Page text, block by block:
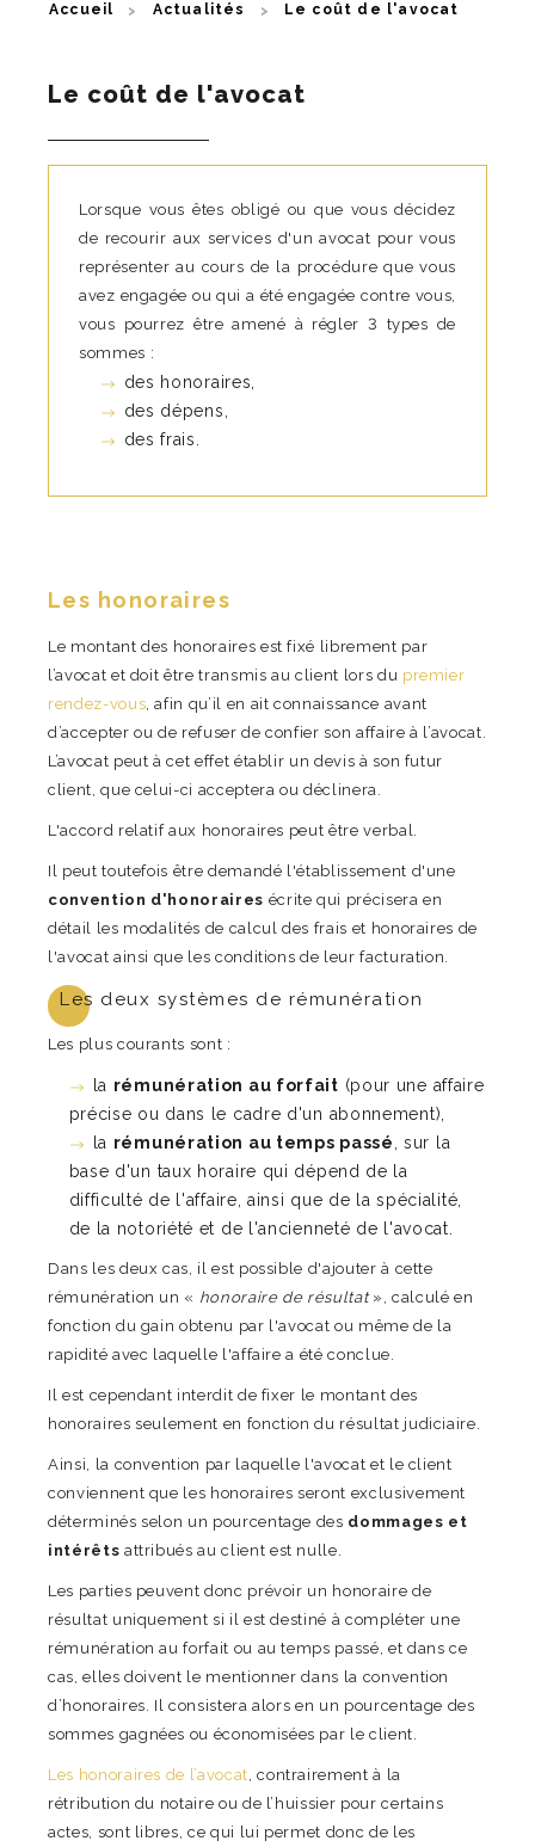
Accueil Actualités Le coût de l'avocat
Le coût de l'avocat
Lorsque vous êtes obligé ou que vous décidez
de recourir aux services d'un avocat pour vous
représenter au cours de la procédure que vous
avez engagée ou qui a été engagée contre vous,
vous pourrez être amené à régler 3 types de
sommes :
des honoraires,
des dépens,
des frais.
Les honoraires
Le montant des honoraires est fixé librement par
l’avocat et doit être transmis au client lors du premier
rendez-vous, afin qu’il en ait connaissance avant
d’accepter ou de refuser de confier son affaire à l’avocat.
L’avocat peut à cet effet établir un devis à son futur
client, que celui-ci acceptera ou déclinera.
L'accord relatif aux honoraires peut être verbal.
Il peut toutefois être demandé l'établissement d'une
convention d'honoraires écrite qui précisera en
détail les modalités de calcul des frais et honoraires de
l'avocat ainsi que les conditions de leur facturation.
Les deux systèmes de rémunération
Les plus courants sont :
la rémunération au forfait (pour une affaire
précise ou dans le cadre d'un abonnement),
la rémunération au temps passé
, sur la
base d'un taux horaire qui dépend de la
difficulté de l'affaire, ainsi que de la spécialité,
de la notoriété et de l'ancienneté de l'avocat.
Dans les deux cas, il est possible d'ajouter à cette
rémunération un « honoraire de résultat», calculé en
fonction du gain obtenu par l'avocat ou même de la
rapidité avec laquelle l'affaire a été conclue.
Il est cependant interdit de fixer le montant des
honoraires seulement en fonction du résultat judiciaire.
Ainsi, la convention par laquelle l'avocat et le client
conviennent que les honoraires seront exclusivement
déterminés selon un pourcentage des dommages et
intérêts attribués au client est nulle.
Les parties peuvent donc prévoir un honoraire de
résultat uniquement si il est destiné à compléter une
rémunération au forfait ou au temps passé, et dans ce
cas, elles doivent le mentionner dans la convention
d’honoraires. Il consistera alors en un pourcentage des
sommes gagnées ou économisées par le client.
Les honoraires de l’avocat, contrairement à la
rétribution du notaire ou de l’huissier pour certains
actes, sont libres, ce qui lui permet donc de les